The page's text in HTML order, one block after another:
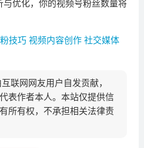
优化，你的视频号粉丝数量将
技巧 视频内容创作 社交媒体
联网网友用户自发贡献，
表作者本人。本站仅提供信
所有权，不承担相关法律责